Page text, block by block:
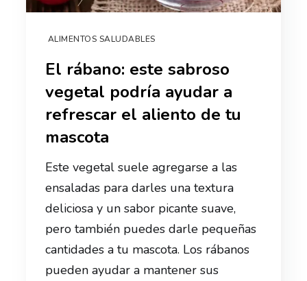
ALIMENTOS SALUDABLES
El rábano: este sabroso
vegetal podría ayudar a
refrescar el aliento de tu
mascota
Este vegetal suele agregarse a las
ensaladas para darles una textura
deliciosa y un sabor picante suave,
pero también puedes darle pequeñas
cantidades a tu mascota. Los rábanos
pueden ayudar a mantener sus